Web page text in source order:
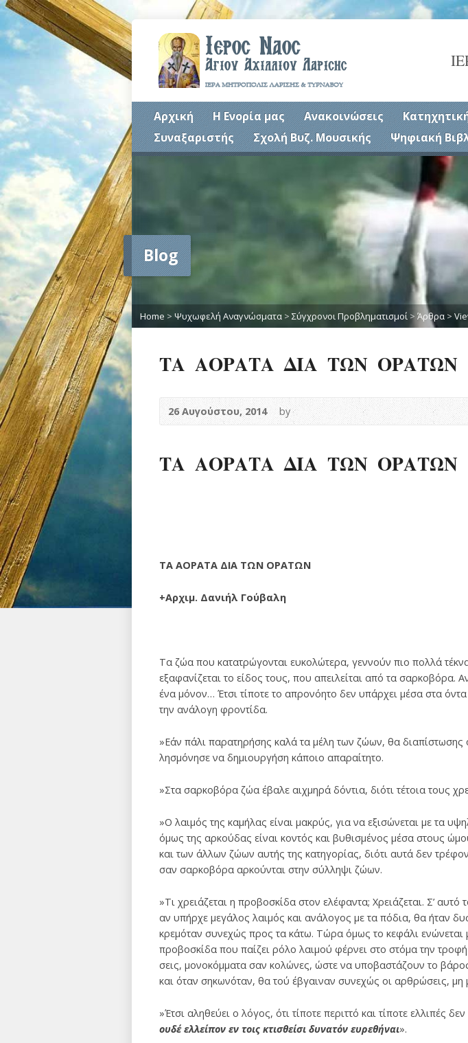
Αρχική Η Ενορία μας Ανακοινώσεις
Συναξαριστής
Σχολή Βυζ. Μουσικής Ψηφιακή
Blog
Home > Ψυχωφελή Αναγνώσματα > Σύγχρονοι Προβληματισμοί > Άρθρα >
ΤΑ ΑΟΡΑΤΑ ΔΙΑ ΤΩΝ ΟΡΑΤΩΝ
26 Αυγούστου, 2014 by
ΤΑ ΑΟΡΑΤΑ ΔΙΑ ΤΩΝ ΟΡΑΤΩΝ
ΤΑ ΑΟΡΑΤΑ ΔΙΑ ΤΩΝ ΟΡΑΤΩΝ
+Αρχιμ. Δανιήλ Γούβαλη
Τα ζώα που κατατρώγονται ευκολώτερα, γεννούν πιο πολλά
εξαφανίζεται το είδος τους, που απειλείται από τα σαρκοβόρα.
ένα μόνον… Έτσι τίποτε το απρονόητο δεν υπάρχει μέσα στα
την ανάλογη φροντίδα.
»Εάν πάλι παρατηρήσης καλά τα μέλη των ζώων, θα διαπίστωσης
λησμόνησε να δημιουργήση κάποιο απαραίτητο.
»Στα σαρκοβόρα ζώα έβαλε αιχμηρά δόντια, διότι τέτοια τους
»Ο λαιμός της καμήλας είναι μακρύς, για να εξισώ­νεται με τα
όμως της αρκούδας είναι κον­τός και βυθισμένος μέσα στους
και των άλλων ζώων αυτής της κατηγορίας, διότι αυτά δεν
σαν σαρκοβόρα αρκούνται στην σύλληψι ζώων.
»Τι χρειάζεται η προβοσκίδα στον ελέφαντα; Χρειάζεται. Σ’
αν υπήρχε μεγάλος λαιμός και ανάλογος με τα πόδια, θα ήταν
κρεμόταν συνεχώς προς τα κάτω. Τώρα όμως το κεφάλι
προβοσκίδα που παίζει ρόλο λαιμού φέρνει στο στόμα την
σεις, μονοκόμματα σαν κολώνες, ώστε να υποβαστάζουν το
και όταν σηκωνόταν, θα τού έβγαιναν συνε­χώς οι αρθρώσεις,
»Έτσι αληθεύει ο λόγος, ότι τίποτε περιττό και τί­ποτε ελλιπές
ουδέ ελλείπον εν τοις κτισθείσι δυνατόν ευρεθήναι».